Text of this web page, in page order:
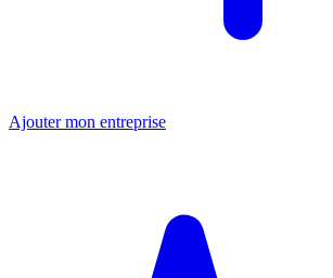
Ajouter mon entreprise